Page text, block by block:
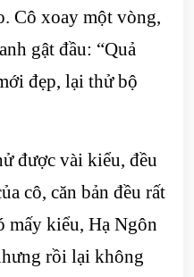
Cô xoay một vòng,
gật đầu: “Quả
đẹp, lại thử bộ
được vài kiểu, đều
cô, căn bản đều rất
mấy kiểu, Hạ Ngôn
rồi lại không